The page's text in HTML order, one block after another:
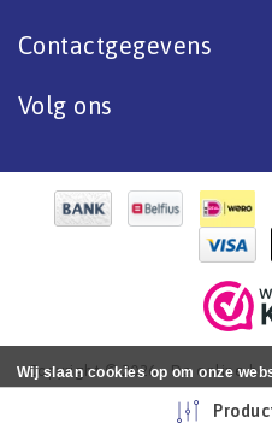
Contactgegevens
Volg ons
Copyright © 2026 - De online
tot aflak. - All rights
Wij slaan cookies op om onze
Nee